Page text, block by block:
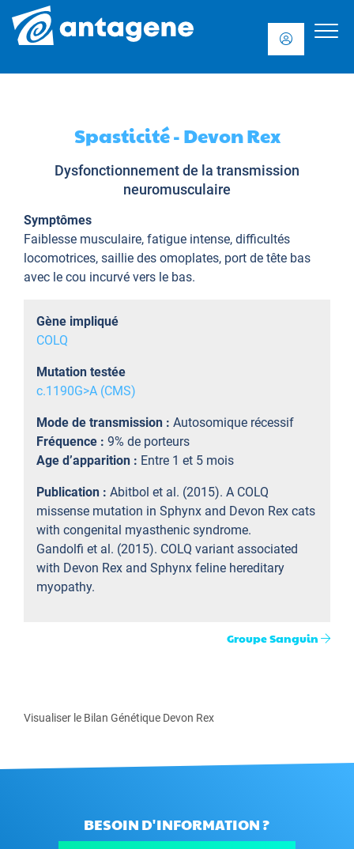
Spasticité - Devon Rex
Dysfonctionnement de la transmission
neuromusculaire
Symptômes
Faiblesse musculaire, fatigue intense, difficultés
locomotrices, saillie des omoplates, port de tête bas
avec le cou incurvé vers le bas.
Gène impliqué
COLQ
Mutation testée
c.1190G>A (CMS)
Mode de transmission : Autosomique récessif
Fréquence : 9% de porteurs
Age d’apparition : Entre 1 et 5 mois
Publication : Abitbol et al. (2015). A COLQ
missense mutation in Sphynx and Devon Rex cats
with congenital myasthenic syndrome.
Gandolfi et al. (2015). COLQ variant associated
with Devon Rex and Sphynx feline hereditary
myopathy.
Groupe Sanguin
Visualiser le Bilan Génétique Devon Rex
BESOIN D'INFORMATION ?